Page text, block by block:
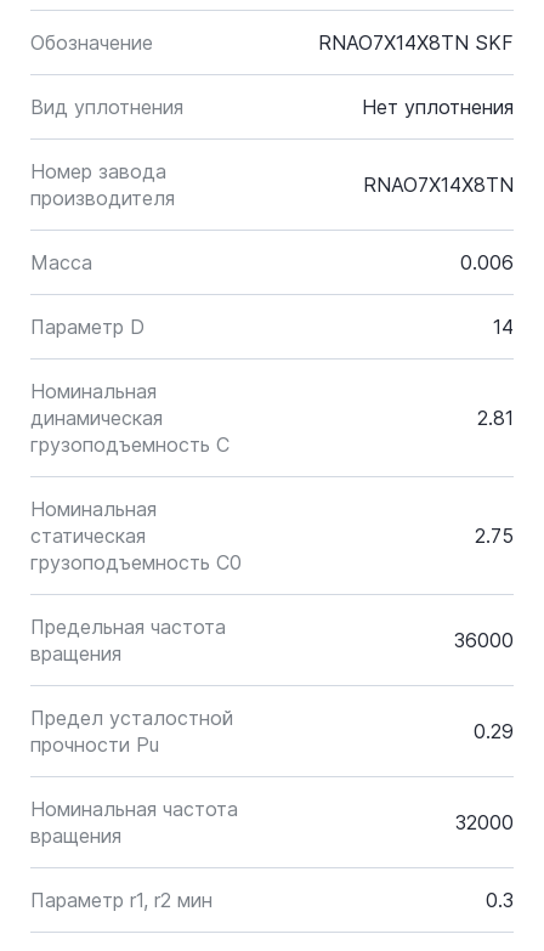
Обозначение RNAO7X14X8TN SKF
Вид уплотнения Нет уплотнения
Номер завода
производителя
RNAO7X14X8TN
Масса 0.006
Параметр D 14
Номинальная
динамическая
грузоподъемность C
2.81
Номинальная
статическая
грузоподъемность C0
2.75
Предельная частота
вращения
36000
Предел усталостной
прочности Pu
0.29
Номинальная частота
вращения
32000
Параметр r1, r2 мин 0.3